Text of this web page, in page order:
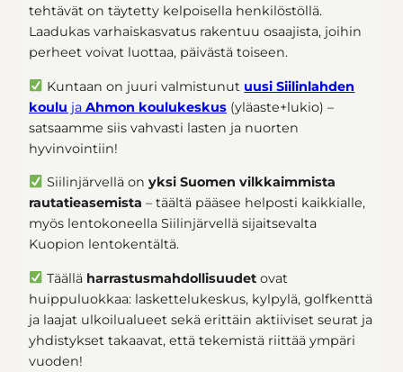
tehtävät on täytetty kelpoisella henkilöstöllä.
Laadukas varhaiskasvatus rakentuu osaajista, joihin
perheet voivat luottaa, päivästä toiseen.
Kuntaan on juuri valmistunut uusi Siilinlahden
koulu ja Ahmon koulukeskus (yläaste+lukio) –
satsaamme siis vahvasti lasten ja nuorten
hyvinvointiin!
Siilinjärvellä onyksi Suomen vilkkaimmista
rautatieasemista – täältä pääsee helposti kaikkialle,
myös lentokoneella Siilinjärvellä sijaitsevalta
Kuopion lentokentältä.
Täällä harrastusmahdollisuudetovat
huippuluokkaa: laskettelukeskus, kylpylä, golfkenttä
ja laajat ulkoilualueet sekä erittäin aktiiviset seurat ja
yhdistykset takaavat, että tekemistä riittää ympäri
vuoden!